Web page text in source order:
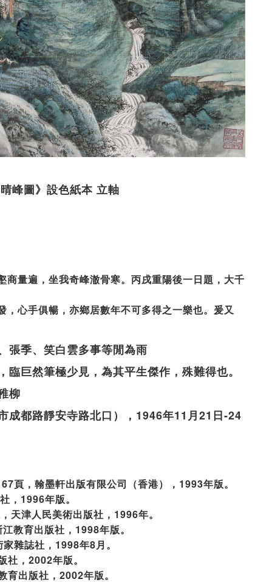
峰圖》設色紙本 立軸
量遍，坐我奇峰澈骨寒。丙戌重陽後一日題，大千
心手俱暢，亦鄉居數年不可多得之一樂也。爰又
張季、笑白雲多事等閒為雨
巨然筆極少見，為其平生傑作，殊難得也。
柳
成都路靜安寺路北口），1946年11月21日-24
頁，翰墨軒出版有限公司（香港），1993年版。
，1996年版。
天津人民美術出版社，1996年。
教育出版社，1998年版。
雜誌社，1998年8月。
社，2002年版。
育出版社，2002年版。